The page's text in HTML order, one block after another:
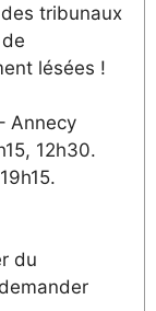
tribunaux
lésées !
Annecy
12h30.
du